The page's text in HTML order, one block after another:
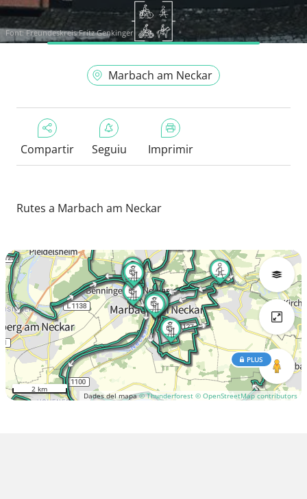
Font:Freundeskreis Fritz Genkinger
Marbach am Neckar
Compartir Seguiu Imprimir
Rutes a Marbach am Neckar
Dades del mapa© Thunderforest © OpenStreetMap contributors
PLUS
2 km